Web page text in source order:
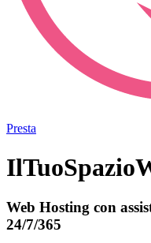
Presta
Web Hosting con
24/7/365